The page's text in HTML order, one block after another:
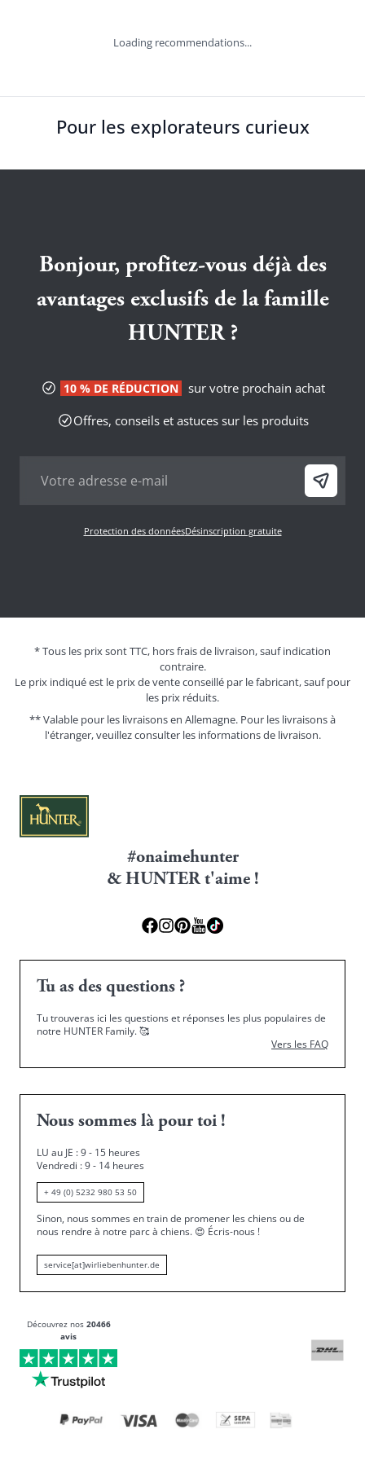
Loading recommendations...
Pour les explorateurs curieux
Bonjour, profitez-vous déjà des
avantages exclusifs de la famille
HUNTER ?
10 % DE RÉDUCTION
sur votre prochain achat
Offres, conseils et astuces sur les produits
Protection des donnéesDésinscription gratuite
* Tous les prix sont TTC, hors frais de livraison, sauf indication
contraire.
Le prix indiqué est le prix de vente conseillé par le fabricant, sauf pour
les prix réduits.
** Valable pour les livraisons en Allemagne. Pour les livraisons à
l'étranger, veuillez consulter les informations de livraison.
#onaimehunter
& HUNTER t'aime !
Tu as des questions ?
Tu trouveras ici les questions et réponses les plus populaires de
notre HUNTER Family.🥰
Vers les FAQ
Nous sommes là pour toi !
LU au JE : 9 - 15 heures
Vendredi : 9 - 14 heures
+ 49 (0) 5232 980 53 50
Sinon, nous sommes en train de promener les chiens ou de
nous rendre à notre parc à chiens. 😍 Écris-nous !
service[at]wirliebenhunter.de
Découvrez nos 20466
avis